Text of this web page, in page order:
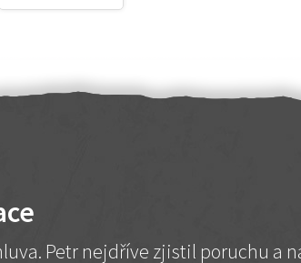
Petr nejdříve zjistil poruchu a